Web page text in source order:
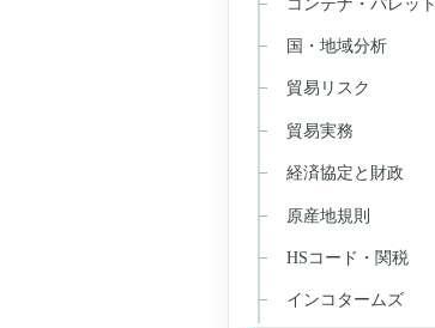
国・地域分析
貿易リスク
貿易実務
経済協定と財政
原産地規則
HSコード・関税
インコタームズ